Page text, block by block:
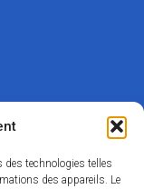
des technologies telles
des appareils. Le